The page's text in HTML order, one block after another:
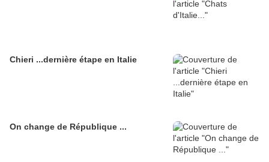
Chieri ...dernière étape en Italie
On change de République ...